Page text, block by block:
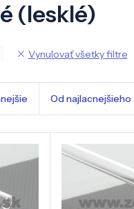
(lesklé)
Vynulovať všetky filtre
Od najlacnejšieho